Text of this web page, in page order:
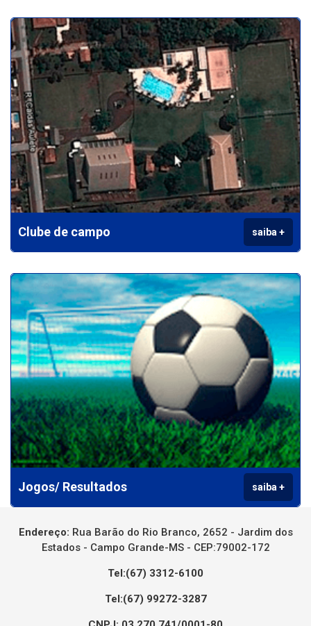
Clube de campo saiba +
Jogos/ Resultados saiba +
Endereço: Rua Barão do Rio Branco, 2652 - Jardim dos
Estados - Campo Grande-MS - CEP:79002-172
Tel:(67) 3312-6100
Tel:(67) 99272-3287